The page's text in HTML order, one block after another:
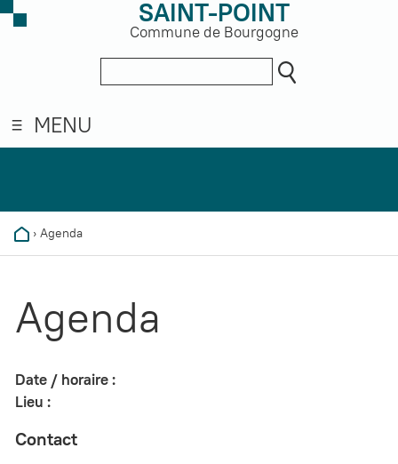
SAINT-POINT
Commune de Bourgogne
MENU
› Agenda
Agenda
Date / horaire :
Lieu :
Contact